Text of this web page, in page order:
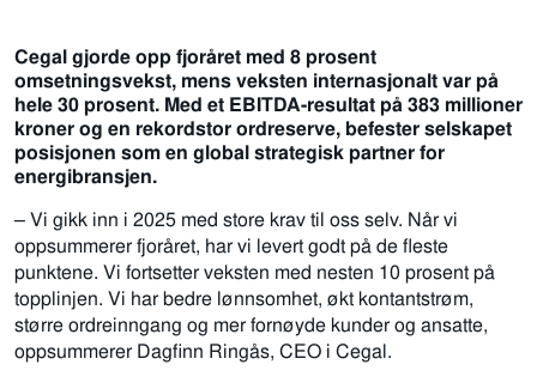
Cegal gjorde opp fjoråret med 8 prosent
omsetningsvekst, mens veksten internasjonalt var på
hele 30 prosent. Med et EBITDA-resultat på 383 millioner
kroner og en rekordstor ordreserve, befester selskapet
posisjonen som en global strategisk partner for
energibransjen.
– Vi gikk inn i 2025 med store krav til oss selv. Når vi
oppsummerer fjoråret, har vi levert godt på de fleste
punktene. Vi fortsetter veksten med nesten 10 prosent på
topplinjen. Vi har bedre lønnsomhet, økt kontantstrøm,
større ordreinngang og mer fornøyde kunder og ansatte,
oppsummerer Dagfinn Ringås, CEO i Cegal.